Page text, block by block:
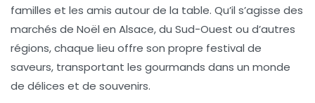
familles et les amis autour de la table. Qu’il s’agisse des
marchés de Noël en Alsace, du Sud-Ouest ou d’autres
régions, chaque lieu offre son propre festival de
saveurs, transportant les gourmands dans un monde
de délices et de souvenirs.